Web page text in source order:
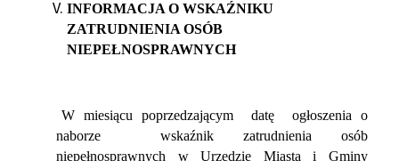
INFORMACJA O WSKAŹNIKU
ZATRUDNIENIA OSÓB
NIEPEŁNOSPRAWNYCH
W miesiącu poprzedzającym datę ogłoszenia o
naborze wskaźnik zatrudnienia osób
niepełnosprawnych w Urzędzie Miasta i Gminy